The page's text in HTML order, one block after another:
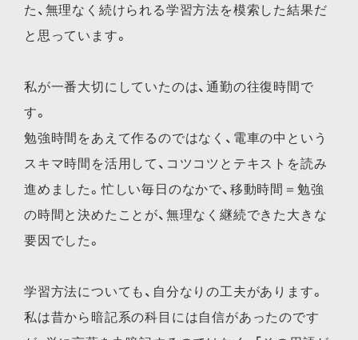
た、無理なく続けられる学習方法を模索した結果だ
と思っています。
私が一番大切にしていたのは、通勤の往復時間で
す。
勉強時間をあえて作るのではなく、電車の中という
スキマ時間を活用して、コツコツとテキストを読み
進めました。忙しい毎日のなかで、移動時間＝勉強
の時間と決めたことが、無理なく継続できた大きな
要因でした。
学習方法についても、自分なりの工夫があります。
私は昔から暗記系の科目には自信があったのです